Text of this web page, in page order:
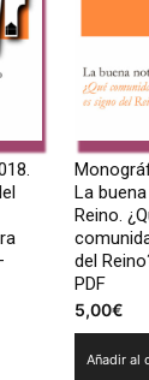
La
Reino.
del
PDF
5,00€
Añadir al